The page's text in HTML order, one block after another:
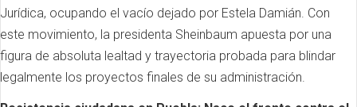
Jurídica, ocupando el vacío dejado por Estela Damián. Con
este movimiento, la presidenta Sheinbaum apuesta por una
figura de absoluta lealtad y trayectoria probada para blindar
legalmente los proyectos finales de su administración.